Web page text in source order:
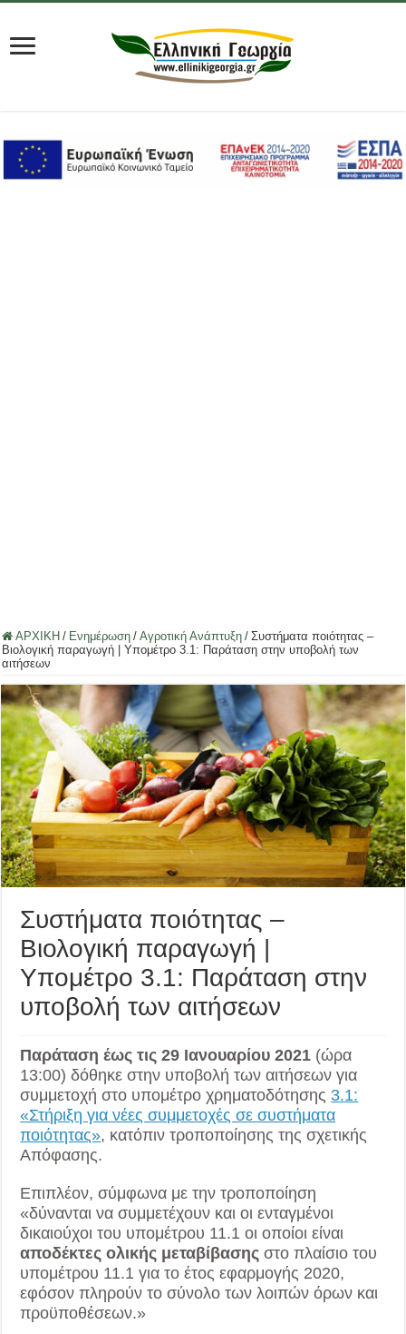
ΑΡΧΙΚΗ / Ενημέρωση / Αγροτική Ανάπτυξη / Συστήματα ποιότητας –
Βιολογική παραγωγή | Υπομέτρο 3.1: Παράταση στην υποβολή των
αιτήσεων
Συστήματα ποιότητας –
Βιολογική παραγωγή |
Υπομέτρο 3.1: Παράταση στην
υποβολή των αιτήσεων
Παράταση έως τις 29 Ιανουαρίου 2021 (ώρα
13:00) δόθηκε στην υποβολή των αιτήσεων για
συμμετοχή στο υπομέτρο χρηματοδότησης 3.1:
«Στήριξη για νέες συμμετοχές σε συστήματα
ποιότητας», κατόπιν τροποποίησης της σχετικής
Απόφασης.
Επιπλέον, σύμφωνα με την τροποποίηση
«δύνανται να συμμετέχουν και οι ενταγμένοι
δικαιούχοι του υπομέτρου 11.1 οι οποίοι είναι
αποδέκτες ολικής μεταβίβασης στο πλαίσιο του
υπομέτρου 11.1 για το έτος εφαρμογής 2020,
εφόσον πληρούν το σύνολο των λοιπών όρων και
προϋποθέσεων.»